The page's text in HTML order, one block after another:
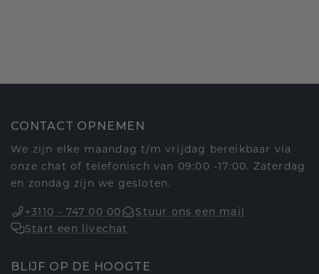
CONTACT OPNEMEN
We zijn elke maandag t/m vrijdag bereikbaar via
onze chat of telefonisch van 09:00 -17:00. Zaterdag
en zondag zijn we gesloten.
+3110 - 747 00 00
Stuur ons een mail
Start een livechat
BLIJF OP DE HOOGTE